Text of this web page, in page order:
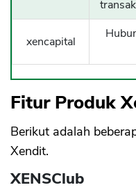
xencapital
Fitur Produk
Berikut adalah
Xendit.
XENSClub